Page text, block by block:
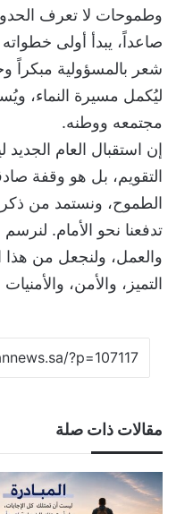
وطموحات لا تعرف
صاعداً، يبدأ أولى
شعر بالمسؤولية
ليُكمل مسيرة النماء،
مجتمعه ووطنه.
إن استقبال العام
التقويم، بل هو وقفة
الطموح، ونستمد من
تدفعنا نحو الأمام. لنرسم
والعمل، ولنجعل من هذا
التميز، والأمن،
مقالات ذات صلة